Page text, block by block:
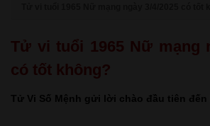
Tử vi tuổi 1965 Nữ mạng
có tốt không?
Tử Vi Số Mệnh gửi lời chào đầu tiên đến